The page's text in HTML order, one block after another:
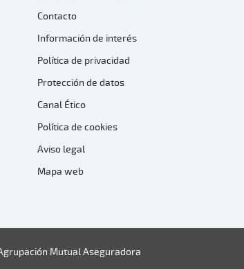
Contacto
Información de interés
Política de privacidad
Protección de datos
Canal Ético
Política de cookies
Aviso legal
Mapa web
Mutual Aseguradora